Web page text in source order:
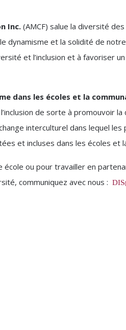
Inc. (AMCF) salue la diversité
dynamisme et la solidité de
et l’inclusion et à favoriser
dans les écoles et la
de sorte à promouvoir
interculturel dans lequel les
et incluses dans les écoles et
ou pour travailler en
communiquez avec nous :